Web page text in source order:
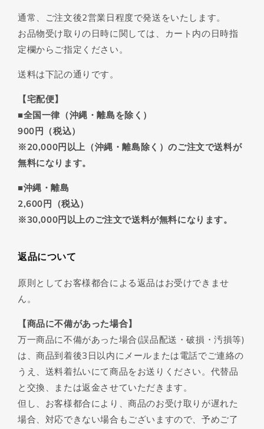
通常、ご注文後2営業日程度で発送をいたします。
お品物受け取りの日時に関しては、カート内の日時指
定欄からご指定ください。
送料は下記の通りです。
【宅配便】
■全国一律（沖縄・離島を除く）
900円（税込）
※20,000円以上（沖縄・離島除く）のご注文で送料が
無料になります。
■沖縄・離島
2,600円（税込）
※30,000円以上のご注文で送料が無料になります。
返品について
原則としてお客様都合による返品はお受けできませ
ん。
【商品に不備があった場合】
万一商品に不備があった場合(誤品配送・破損・汚損等)
は、商品到着後3日以内にメールまたは電話でご連絡の
うえ、送料着払いにて商品をお送りください。代替品
と交換、または返金させていただきます。
但し、お客様都合により、商品のお受け取りが遅れた
場合、対応できない場合もございますので、予めご了